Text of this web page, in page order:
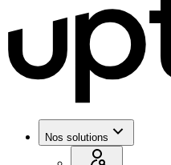
Nos solutions